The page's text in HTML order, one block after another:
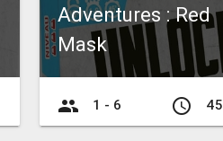
Adventures : Red
Mask
group 1 - 6 access_time 45